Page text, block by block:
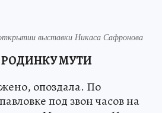
выставки Никаса Сафронова
МУТИ
опоздала. По
под звон часов на